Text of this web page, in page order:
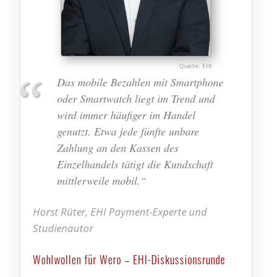
EHI
Das mobile Bezahlen mit Smartphone
oder Smartwatch liegt im Trend und
wird immer häufiger im Handel
genutzt. Etwa jede fünfte unbare
Zahlung an den Kassen des
Einzelhandels tätigt die Kundschaft
mittlerweile mobil.“
Horst Rüter, EHI Payment-Experte und
Studienautor
Wohlwollen für Wero – EHI-Diskussionsrunde